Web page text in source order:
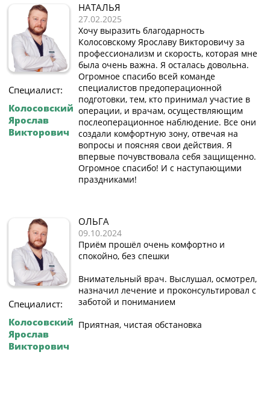
Специалист:
Колосовский
Ярослав
Викторович
НАТАЛЬЯ
27.02.2025
Хочу выразить благодарность
Колосовскому Ярославу Викторовичу за
профессионализм и скорость, которая мне
была очень важна. Я осталась довольна.
Огромное спасибо всей команде
специалистов предоперационной
подготовки, тем, кто принимал участие в
операции, и врачам, осуществляющим
послеоперационное наблюдение. Все они
создали комфортную зону, отвечая на
вопросы и поясняя свои действия. Я
впервые почувствовала себя защищенно.
Огромное спасибо! И с наступающими
праздниками!
Специалист:
Колосовский
Ярослав
Викторович
ОЛЬГА
09.10.2024
Приём прошёл очень комфортно и
спокойно, без спешки
Внимательный врач. Выслушал, осмотрел,
назначил лечение и проконсультировал с
заботой и пониманием
Приятная, чистая обстановка